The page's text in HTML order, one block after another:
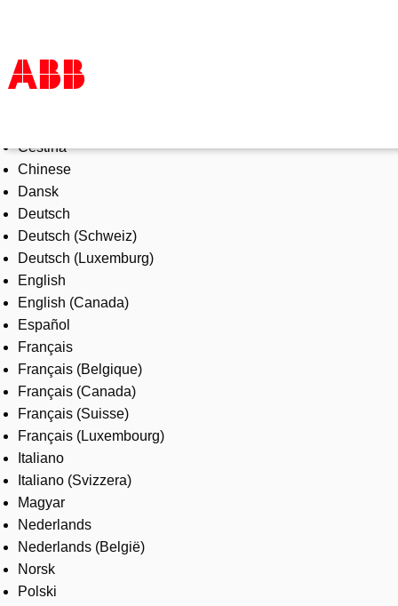
Products & Solutions
Industries
Services
About us
Where to buy
Contact us
Careers
Čeština
Chinese
Dansk
Deutsch
Deutsch (Schweiz)
Deutsch (Luxemburg)
English
English (Canada)
Español
Français
Français (Belgique)
Français (Canada)
Français (Suisse)
Français (Luxembourg)
Italiano
Italiano (Svizzera)
Magyar
Nederlands
Nederlands (België)
Norsk
Polski